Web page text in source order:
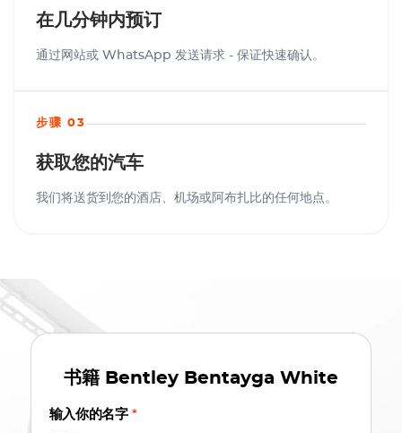
在几分钟内预订
通过网站或 WhatsApp 发送请求 - 保证快速确认。
步骤 03
获取您的汽车
我们将送货到您的酒店、机场或阿布扎比的任何地点。
书籍 Bentley Bentayga White
输入你的名字 *